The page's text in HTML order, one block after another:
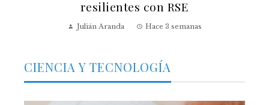
resilientes con RSE
Julián Aranda Hace 3 semanas
CIENCIA Y TECNOLOGÍA